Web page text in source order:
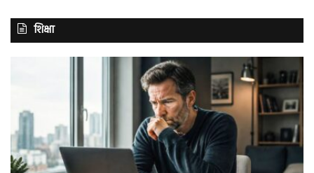
शिक्षा